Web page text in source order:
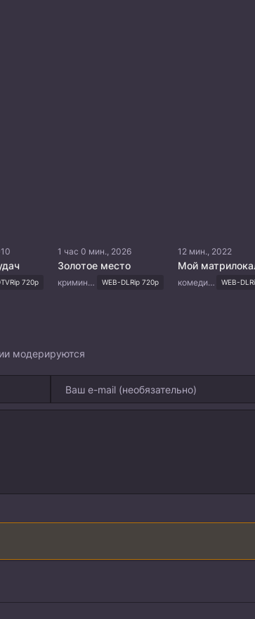
720p
1 час 0 мин., 2026
Золотое место
криминал, триллер, боевик, драма WEB-DLRip 720p
12 мин., 2022
комедия, романтика WEB-
модерируются